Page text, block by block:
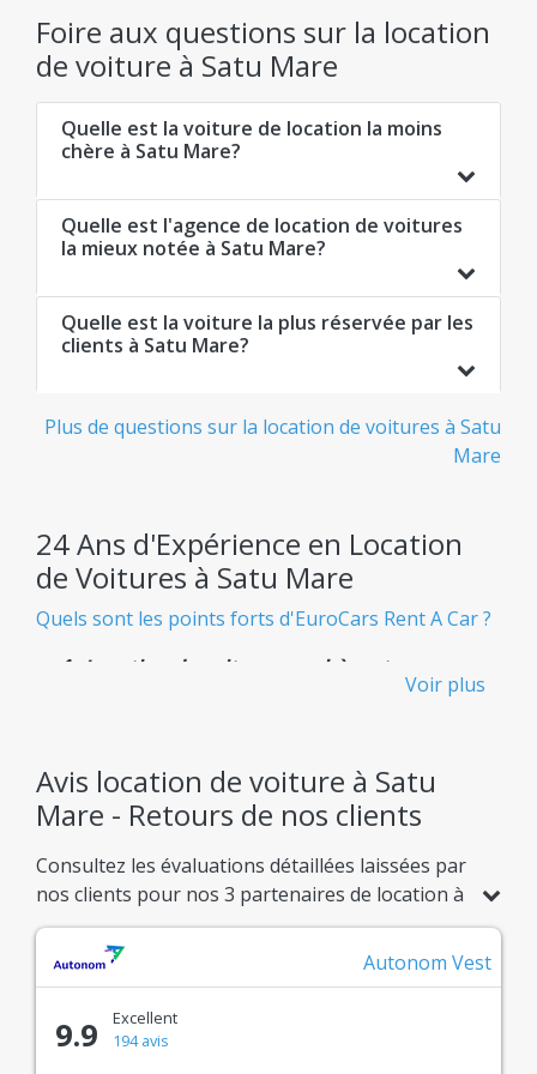
Foire aux questions sur la location
de voiture à Satu Mare
Quelle est la voiture de location la moins
chère à Satu Mare?
Quelle est l'agence de location de voitures
la mieux notée à Satu Mare?
Quelle est la voiture la plus réservée par les
clients à Satu Mare?
Plus de questions sur la location de voitures à Satu
Mare
24 Ans d'Expérience en Location
de Voitures à Satu Mare
Quels sont les points forts d'EuroCars Rent A Car ?
Location de voiture pas chère et
sans aucune surprise désagréable.
Flotte Immense
Plus de 900 modèles de voitures de location
disponibles, adaptés à tous vos besoins.
Confiance Confirmée
Un système d'avis clients réels pour vous garantir
la meilleure expérience de location.
Voir plus
Avis location de voiture à Satu
Mare - Retours de nos clients
Consultez les évaluations détaillées laissées par
nos clients pour nos 3 partenaires de location à
Satu Mare. Comparez les notes basées sur 35
avis réels et choisissez en toute confiance l'offre
idéale pour votre trajet.
Autonom Vest
9.9
Excellent
194 avis